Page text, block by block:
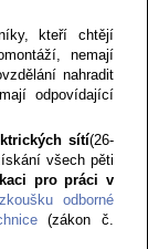
kteří chtějí
nemají
nahradit
odpovídající
sítí(26-
všech pěti
pro práci v
zkoušku odborné
(zákon č.